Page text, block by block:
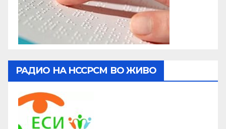
РАДИО НА НССРСМ ВО ЖИВО